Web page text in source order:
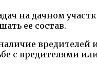
на дачном
ее состав.
с вредителями